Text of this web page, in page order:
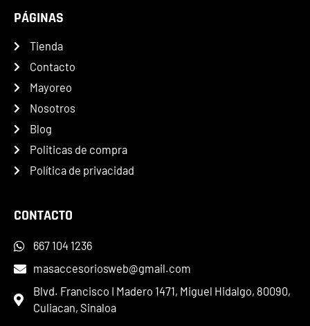
PÁGINAS
Tienda
Contacto
Mayoreo
Nosotros
Blog
Politicas de compra
Política de privacidad
CONTACTO
667 104 1236
masaccesoriosweb@gmail.com
Blvd. Francisco I Madero 1471, Miguel Hidalgo, 80090,
Culiacan, Sinaloa